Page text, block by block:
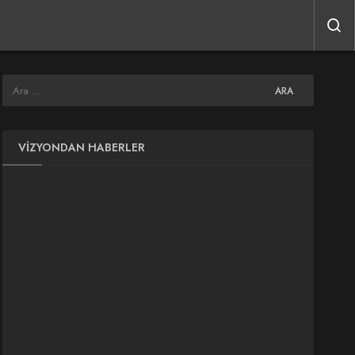
VIZYONDAN HABERLER